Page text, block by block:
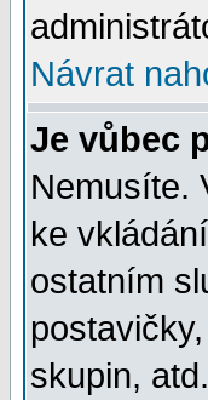
Návrat
Je vůbec
Nemusíte.
ke
ostatním
skupin,